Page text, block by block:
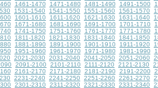
1461-1470 1471-1480 1481-1490 1491-1500
1531-1540 1541-1550 1551-1560 1561-1570
1601-1610 1611-1620 1621-1630 1631-1640
1671-1680 1681-1690 1691-1700 1701-1710
1741-1750 1751-1760 1761-1770 1771-1780
1811-1820 1821-1830 1831-1840 1841-1850
1881-1890 1891-1900 1901-1910 1911-1920
1951-1960 1961-1970 1971-1980 1981-1990
2021-2030 2031-2040 2041-2050 2051-2060
2091-2100 2101-2110 2111-2120 2121-2130
2161-2170 2171-2180 2181-2190 2191-2200
2231-2240 2241-2250 2251-2260 2261-2270
2301-2310 2311-2320 2321-2330 2331-2340